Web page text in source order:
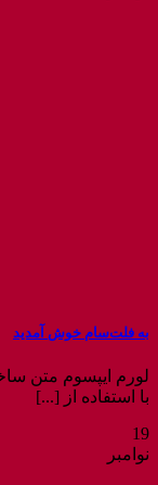
به فلت‌سام خوش آمدید
لورم ایپسوم متن
با استفاده از [...]
19
نوامبر